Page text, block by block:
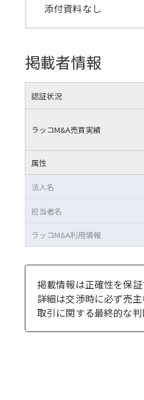
添付資料なし
掲載者情報
認証状況
ラッコM&A売買実績
属性
法人名
担当者名
ラッコM&A利用情報
掲載情報は正確性を保
詳細は交渉時に必ず売
取引に関する最終的な